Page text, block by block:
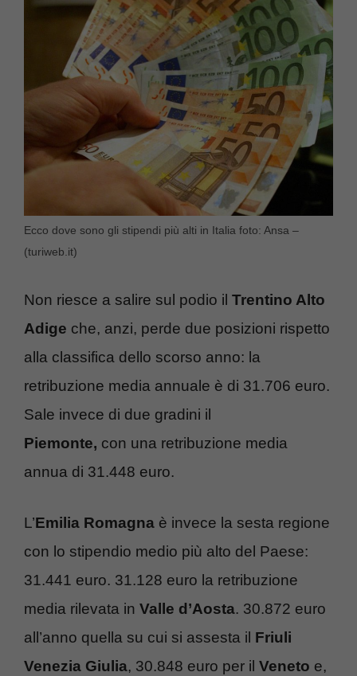
Ecco dove sono gli stipendi più alti in Italia foto: Ansa –
(turiweb.it)
Non riesce a salire sul podio il Trentino Alto
Adige che, anzi, perde due posizioni rispetto
alla classifica dello scorso anno: la
retribuzione media annuale è di 31.706 euro.
Sale invece di due gradini il
Piemonte, con una retribuzione media
annua di 31.448 euro.
L’Emilia Romagna è invece la sesta regione
con lo stipendio medio più alto del Paese:
31.441 euro. 31.128 euro la retribuzione
media rilevata in Valle d’Aosta. 30.872 euro
all’anno quella su cui si assesta il Friuli
Venezia Giulia, 30.848 euro per il Veneto e,